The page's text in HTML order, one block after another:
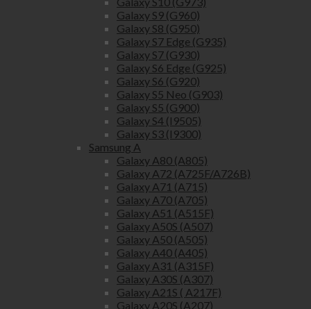
Galaxy S9 (G960)
Galaxy S8 (G950)
Galaxy S7 Edge (G935)
Galaxy S7 (G930)
Galaxy S6 Edge (G925)
Galaxy S6 (G920)
Galaxy S5 Neo (G903)
Galaxy S5 (G900)
Galaxy S4 (I9505)
Galaxy S3 (I9300)
Samsung A
Galaxy A80 (A805)
Galaxy A72 (A725F/A726B)
Galaxy A71 (A715)
Galaxy A70 (A705)
Galaxy A51 (A515F)
Galaxy A50S (A507)
Galaxy A50 (A505)
Galaxy A40 (A405)
Galaxy A31 (A315F)
Galaxy A30S (A307)
Galaxy A21S ( A217F)
Galaxy A20S (A207)